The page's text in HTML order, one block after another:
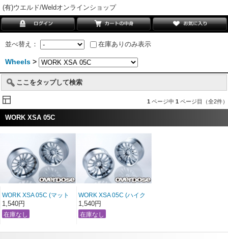
(有)ウエルド/Weldオンラインショップ
並べ替え： 在庫ありのみ表示
Wheels >
ここをタップして検索
1 ページ中 1 ページ目（全2件）
WORK XSA 05C
WORK XSA 05C (マット
クローム/OFF+5)
1,540円
WORK XSA 05C (ハイク
ローム/OFF+5)
1,540円